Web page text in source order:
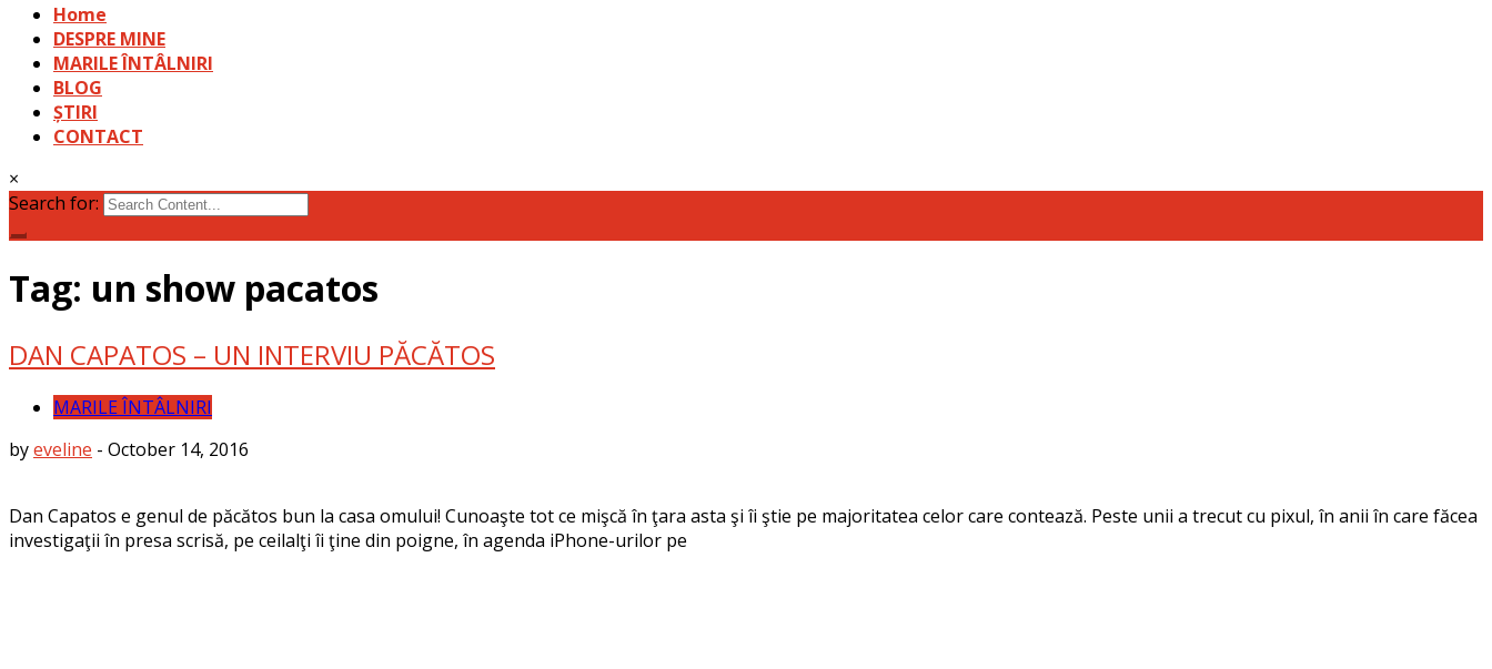
Home
DESPRE MINE
MARILE ÎNTÂLNIRI
BLOG
ȘTIRI
CONTACT
×
Search for:
Tag: un show pacatos
DAN CAPATOS – UN INTERVIU PĂCĂTOS
MARILE ÎNTÂLNIRI
byeveline - October 14, 2016
Dan Capatos e genul de păcătos bun la casa omului! Cunoaşte tot ce mişcă în ţara asta şi îi ştie pe majoritatea celor care contează. Peste unii a trecut cu pixul, în anii în care făcea
investigaţii în presa scrisă, pe ceilalţi îi ţine din poigne, în agenda iPhone-urilor pe